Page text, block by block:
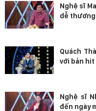
Nghệ sĩ
dễ
Quách
với bản hit
Nghệ sĩ
đến ngày